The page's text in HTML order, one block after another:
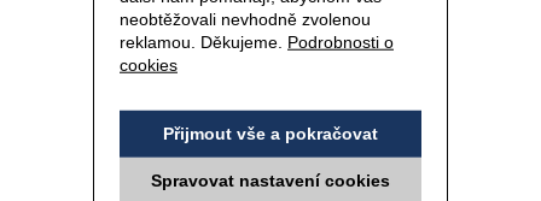
neobtěžovali nevhodně zvolenou
reklamou. Děkujeme. Podrobnosti o
cookies
Spravovat nastavení cookies
Přijmout vše a pokračovat